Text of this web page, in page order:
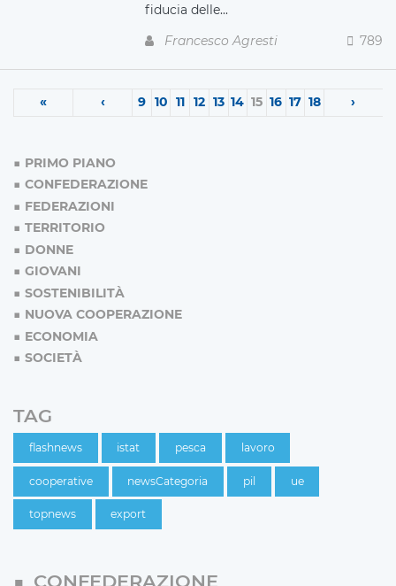
fiducia delle...
Francesco Agresti
789
« ‹ 9 10 11 12 13 14 15 16 17 18 ›
PRIMO PIANO
CONFEDERAZIONE
FEDERAZIONI
TERRITORIO
DONNE
GIOVANI
SOSTENIBILITÀ
NUOVA COOPERAZIONE
ECONOMIA
SOCIETÀ
TAG
flashnews istat pesca lavoro
cooperative newsCategoria pil ue
topnews export
CONFEDERAZIONE